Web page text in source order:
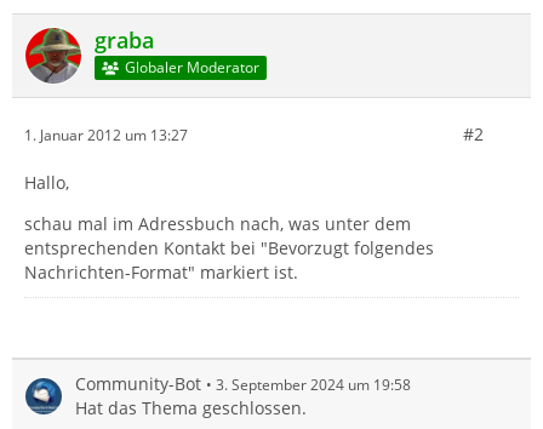
graba
Globaler Moderator
1. Januar 2012 um 13:27 #2
Hallo,
schau mal im Adressbuch nach, was unter dem
entsprechenden Kontakt bei "Bevorzugt folgendes
Nachrichten-Format" markiert ist.
Community-Bot 3. September 2024 um 19:58
Hat das Thema geschlossen.